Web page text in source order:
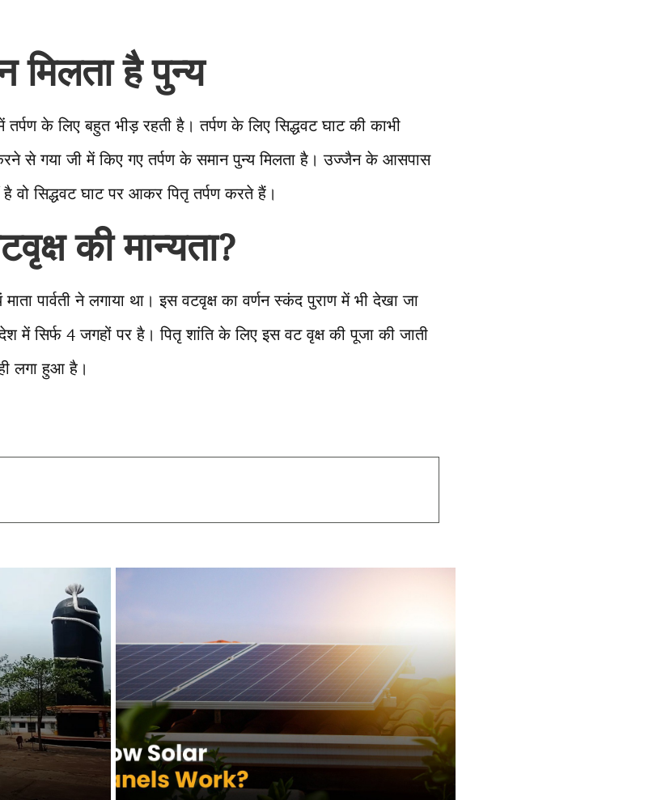
मिलता है पुन्य
तर्पण के लिए बहुत भीड़ रहती है। तर्पण के लिए सिद्धवट घाट की काभी
करने से गया जी में किए गए तर्पण के समान पुन्य मिलता है। उज्जैन के आसपास
वो सिद्धवट घाट पर आकर पितृ तर्पण करते हैं।
की मान्यता?
पार्वती ने लगाया था। इस वटवृक्ष का वर्णन स्कंद पुराण में भी देखा जा
में सिर्फ 4 जगहों पर है। पितृ शांति के लिए इस वट वृक्ष की पूजा की जाती
लगा हुआ है।